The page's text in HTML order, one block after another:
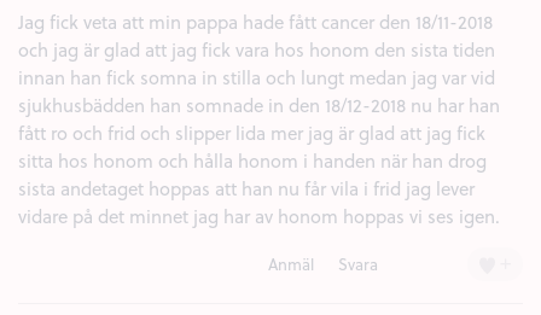
Jag fick veta att min pappa hade fått cancer den 18/11-2018
och jag är glad att jag fick vara hos honom den sista tiden
innan han fick somna in stilla och lungt medan jag var vid
sjukhusbädden han somnade in den 18/12-2018 nu har han
fått ro och frid och slipper lida mer jag är glad att jag fick
sitta hos honom och hålla honom i handen när han drog
sista andetaget hoppas att han nu får vila i frid jag lever
vidare på det minnet jag har av honom hoppas vi ses igen.
Anmäl Svara